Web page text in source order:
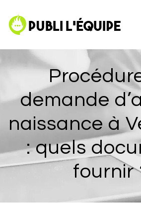
demande
naissance à
: quels
fournir